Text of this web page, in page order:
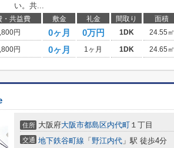
い。共...
・共益費 敷金 礼金 間取り 面積
円 0ヶ月 0万円 1DK 24.55㎡
円 0ヶ月 1ヶ月 1DK 24.65㎡
住所 大阪府大阪市都島区内代町 １丁目
交通 地下鉄谷町線 「 野江内代 」駅 徒歩4分